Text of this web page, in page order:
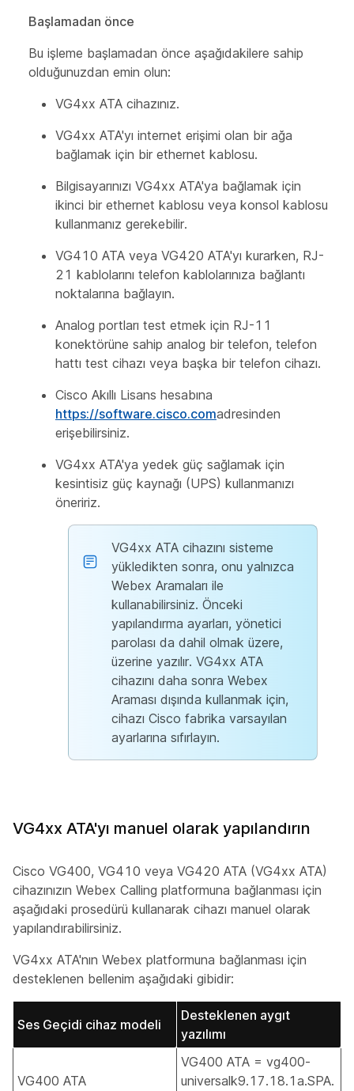
Başlamadan önce
Bu işleme başlamadan önce aşağıdakilere sahip
olduğunuzdan emin olun:
VG4xx ATA cihazınız.
VG4xx ATA'yı internet erişimi olan bir ağa
bağlamak için bir ethernet kablosu.
Bilgisayarınızı VG4xx ATA'ya bağlamak için
ikinci bir ethernet kablosu veya konsol kablosu
kullanmanız gerekebilir.
VG410 ATA veya VG420 ATA'yı kurarken, RJ-
21 kablolarını telefon kablolarınıza bağlantı
noktalarına bağlayın.
Analog portları test etmek için RJ-11
konektörüne sahip analog bir telefon, telefon
hattı test cihazı veya başka bir telefon cihazı.
Cisco Akıllı Lisans hesabına
https://software.cisco.comadresinden
erişebilirsiniz.
VG4xx ATA'ya yedek güç sağlamak için
kesintisiz güç kaynağı (UPS) kullanmanızı
öneririz.
VG4xx ATA cihazını sisteme
yükledikten sonra, onu yalnızca
Webex Aramaları ile
kullanabilirsiniz. Önceki
yapılandırma ayarları, yönetici
parolası da dahil olmak üzere,
üzerine yazılır. VG4xx ATA
cihazını daha sonra Webex
Araması dışında kullanmak için,
cihazı Cisco fabrika varsayılan
ayarlarına sıfırlayın.
VG4xx ATA'yı manuel olarak yapılandırın
Cisco VG400, VG410 veya VG420 ATA (VG4xx ATA)
cihazınızın Webex Calling platformuna bağlanması için
aşağıdaki prosedürü kullanarak cihazı manuel olarak
yapılandırabilirsiniz.
VG4xx ATA'nın Webex platformuna bağlanması için
desteklenen bellenim aşağıdaki gibidir:
Ses Geçidi cihaz modeli
Desteklenen aygıt
yazılımı
VG400 ATA
VG400 ATA = vg400-
universalk9.17.18.1a.SPA.